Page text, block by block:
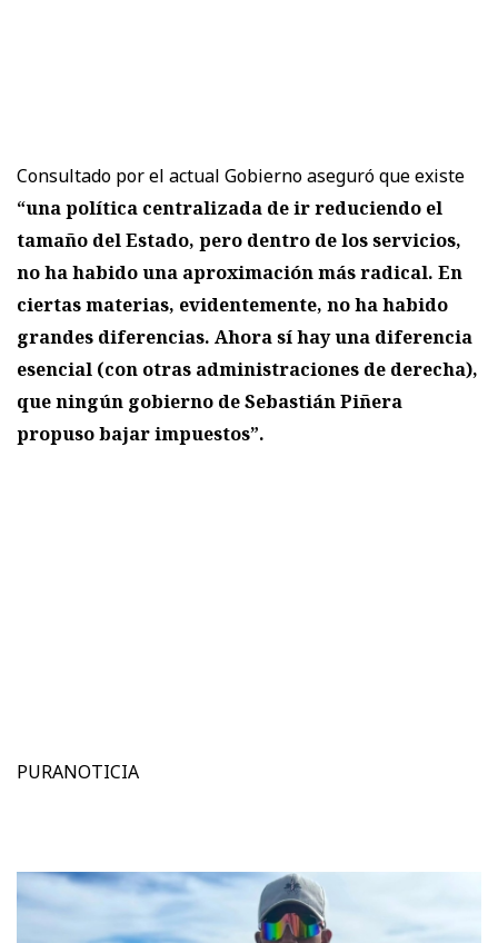
Consultado por el actual Gobierno aseguró que existe
“una política centralizada de ir reduciendo el
tamaño del Estado, pero dentro de los servicios,
no ha habido una aproximación más radical. En
ciertas materias, evidentemente, no ha habido
grandes diferencias. Ahora sí hay una diferencia
esencial (con otras administraciones de derecha),
que ningún gobierno de Sebastián Piñera
propuso bajar impuestos”.
PURANOTICIA